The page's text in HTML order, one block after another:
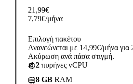
21,99€
7,79€/μήνα
Επιλογή πακέτου
Ανανεώνεται με 14,99€/μήνα για
Ακύρωση ανά πάσα στιγμή.
2 πυρήνες vCPU
8 GB RAM